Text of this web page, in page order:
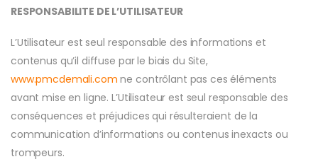
RESPONSABILITE DE L’UTILISATEUR
L’Utilisateur est seul responsable des informations et
contenus qu’il diffuse par le biais du Site,
www.pmcdemali.com ne contrôlant pas ces éléments
avant mise en ligne. L’Utilisateur est seul responsable des
conséquences et préjudices qui résulteraient de la
communication d’informations ou contenus inexacts ou
trompeurs.